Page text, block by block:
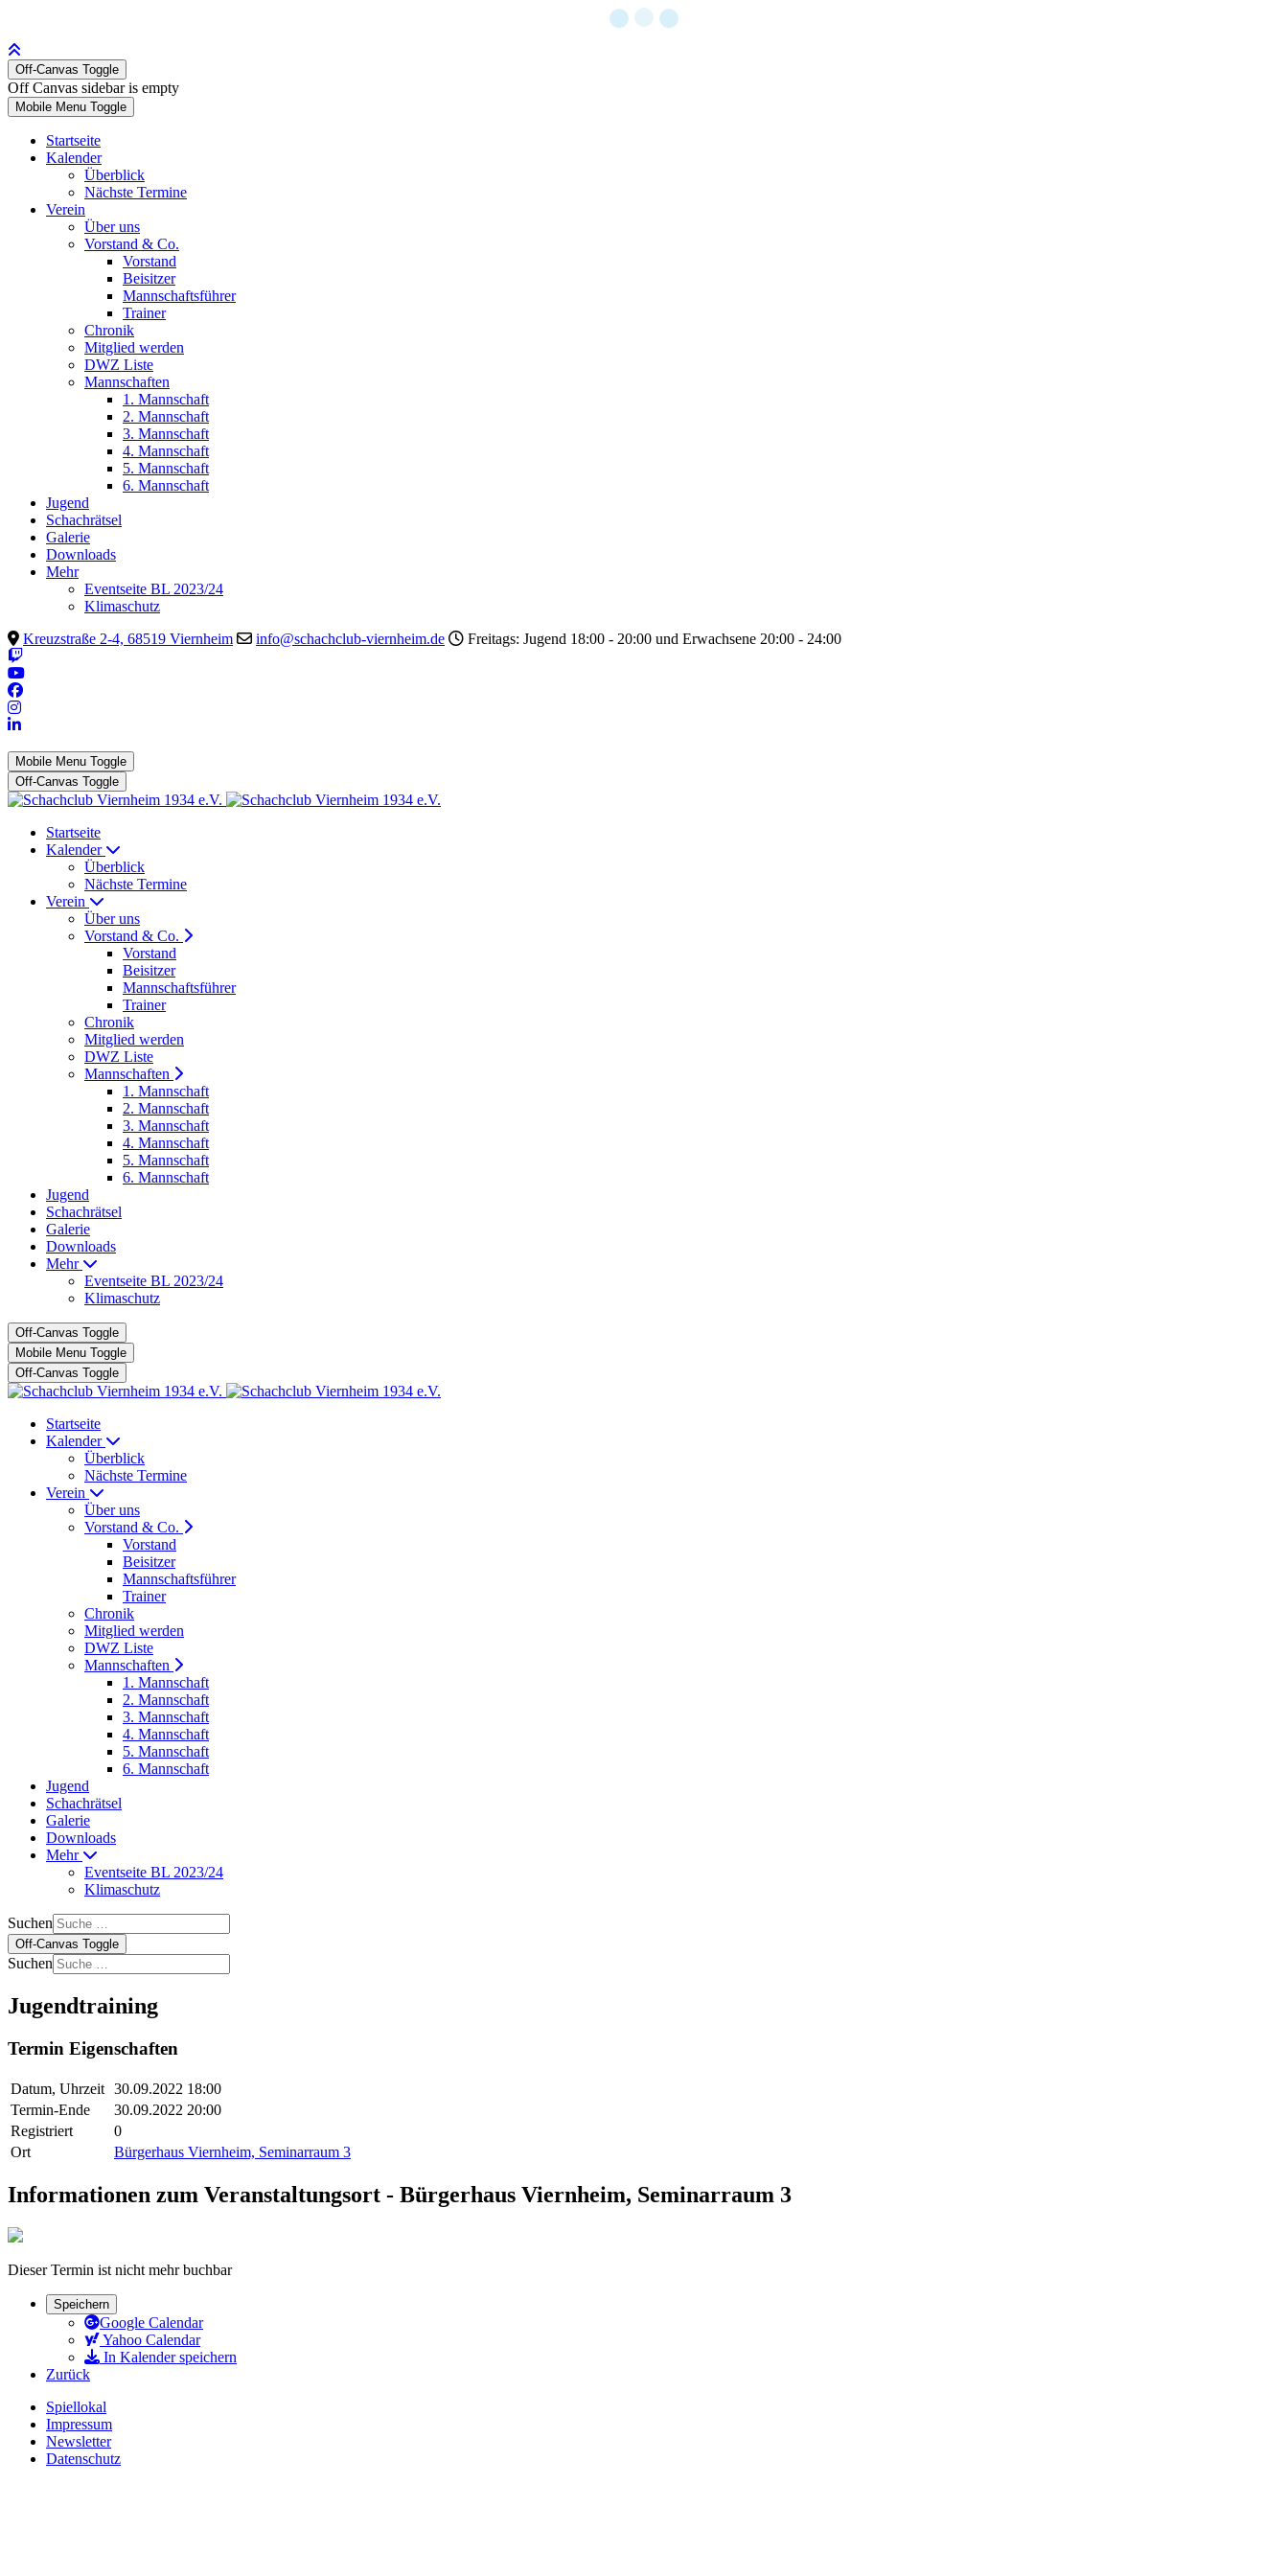
Off-Canvas Toggle
Off Canvas sidebar is empty
Mobile Menu Toggle
Startseite
Kalender
Überblick
Nächste Termine
Verein
Über uns
Vorstand & Co.
Vorstand
Beisitzer
Mannschaftsführer
Trainer
Chronik
Mitglied werden
DWZ Liste
Mannschaften
1. Mannschaft
2. Mannschaft
3. Mannschaft
4. Mannschaft
5. Mannschaft
6. Mannschaft
Jugend
Schachrätsel
Galerie
Downloads
Mehr
Eventseite BL 2023/24
Klimaschutz
Kreuzstraße 2-4, 68519 Viernheim
info@schachclub-viernheim.de Freitags: Jugend 18:00 - 20:00 und Erwachsene 20:00 - 24:00
Mobile Menu Toggle
Off-Canvas Toggle
Startseite
Kalender
Überblick
Nächste Termine
Verein
Über uns
Vorstand & Co.
Vorstand
Beisitzer
Mannschaftsführer
Trainer
Chronik
Mitglied werden
DWZ Liste
Mannschaften
1. Mannschaft
2. Mannschaft
3. Mannschaft
4. Mannschaft
5. Mannschaft
6. Mannschaft
Jugend
Schachrätsel
Galerie
Downloads
Mehr
Eventseite BL 2023/24
Klimaschutz
Off-Canvas Toggle
Mobile Menu Toggle
Off-Canvas Toggle
Startseite
Kalender
Überblick
Nächste Termine
Verein
Über uns
Vorstand & Co.
Vorstand
Beisitzer
Mannschaftsführer
Trainer
Chronik
Mitglied werden
DWZ Liste
Mannschaften
1. Mannschaft
2. Mannschaft
3. Mannschaft
4. Mannschaft
5. Mannschaft
6. Mannschaft
Jugend
Schachrätsel
Galerie
Downloads
Mehr
Eventseite BL 2023/24
Klimaschutz
Suchen
Off-Canvas Toggle
Suchen
Jugendtraining
Termin Eigenschaften
Datum, Uhrzeit 30.09.2022 18:00
Termin-Ende
30.09.2022 20:00
Registriert
0
Ort
Bürgerhaus Viernheim, Seminarraum 3
Informationen zum Veranstaltungsort - Bürgerhaus Viernheim, Seminarraum 3
Dieser Termin ist nicht mehr buchbar
Speichern
Google Calendar
Yahoo Calendar
In Kalender speichern
Zurück
Spiellokal
Impressum
Newsletter
Datenschutz